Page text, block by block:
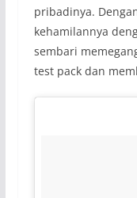
pribadinya.
kehamilannya
sembari
test pack dan